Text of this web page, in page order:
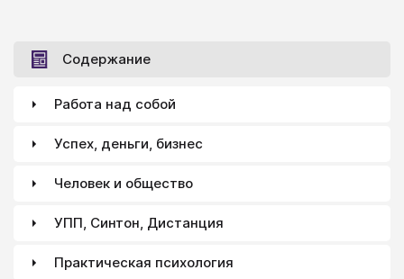
Содержание
Работа над собой
Успех, деньги, бизнес
Человек и общество
УПП, Синтон, Дистанция
Практическая психология